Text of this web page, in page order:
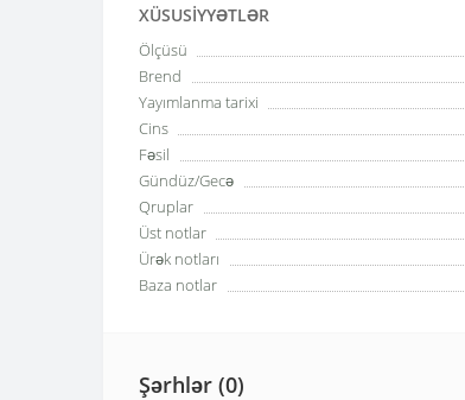
XÜSUSIYYƏTLƏR
Ölçüsü
Brend
Yayımlanma tarixi
Cins
Fəsil
Gündüz/Gecə
Qruplar
Üst notlar
Ürək notları
Baza notlar
Şərhlər (0)